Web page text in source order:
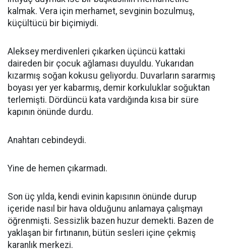
kalmak. Vera için merhamet, sevginin bozulmuş,
küçültücü bir biçimiydi.
Aleksey merdivenleri çıkarken üçüncü kattaki
daireden bir çocuk ağlaması duyuldu. Yukarıdan
kızarmış soğan kokusu geliyordu. Duvarların sararmış
boyası yer yer kabarmış, demir korkuluklar soğuktan
terlemişti. Dördüncü kata vardığında kısa bir süre
kapının önünde durdu.
Anahtarı cebindeydi.
Yine de hemen çıkarmadı.
Son üç yılda, kendi evinin kapısının önünde durup
içeride nasıl bir hava olduğunu anlamaya çalışmayı
öğrenmişti. Sessizlik bazen huzur demekti. Bazen de
yaklaşan bir fırtınanın, bütün sesleri içine çekmiş
karanlık merkezi.